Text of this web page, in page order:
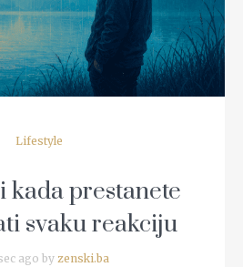
Lifestyle
kada prestanete
svaku reakciju
ago byzenski.ba